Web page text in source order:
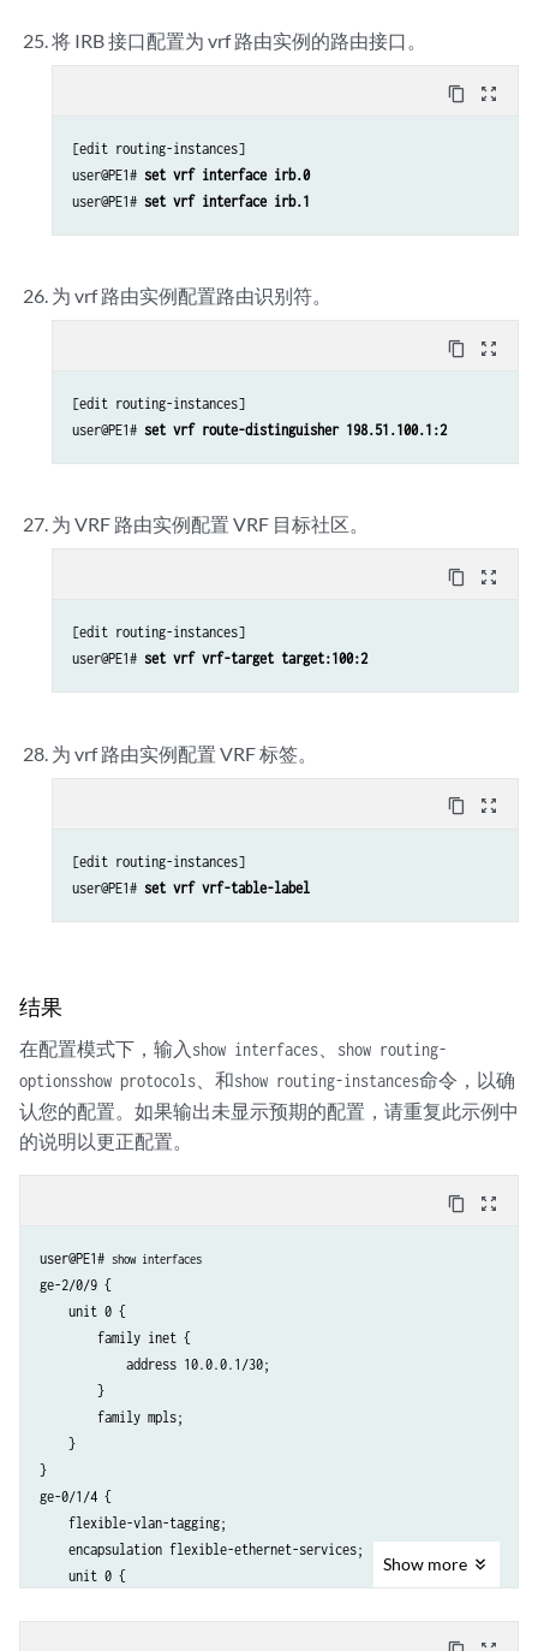
将 IRB 接口配置为 vrf 路由实例的路由接口。
content_copy zoom_out_map
[edit routing-instances]
user@PE1# set vrf interface irb.0
user@PE1# set vrf interface irb.1
为 vrf 路由实例配置路由识别符。
content_copy zoom_out_map
[edit routing-instances]
user@PE1# set vrf route-distinguisher 198.51.100.1:2
为 VRF 路由实例配置 VRF 目标社区。
content_copy zoom_out_map
[edit routing-instances]
user@PE1# set vrf vrf-target target:100:2
为 vrf 路由实例配置 VRF 标签。
content_copy zoom_out_map
[edit routing-instances]
user@PE1# set vrf vrf-table-label
结果
在配置模式下，输入 show interfaces
show routing-
optionsshow protocols 、和show routing-instances命令，以确
认您的配置。如果输出未显示预期的配置，请重复此示例中
的说明以更正配置。
content_copy zoom_out_map
user@PE1# show interfaces
ge-2/0/9 {
    unit 0 {
        family inet {
            address 10.0.0.1/30;
        }
        family mpls;
    }
}
ge-0/1/4 {
    flexible-vlan-tagging;
    encapsulation flexible-ethernet-services;
    unit 0 {
Show more